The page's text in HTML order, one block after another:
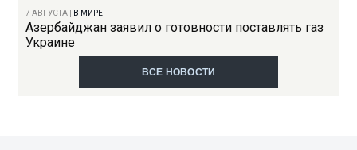
7 АВГУСТА В МИРЕ
Азербайджан заявил о готовности поставлять газ
Украине
ВСЕ НОВОСТИ